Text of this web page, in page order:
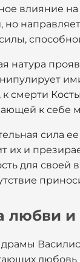
влияние
но
натура
к смерти
к себе
сила
их и
для своей
любви и
любовь